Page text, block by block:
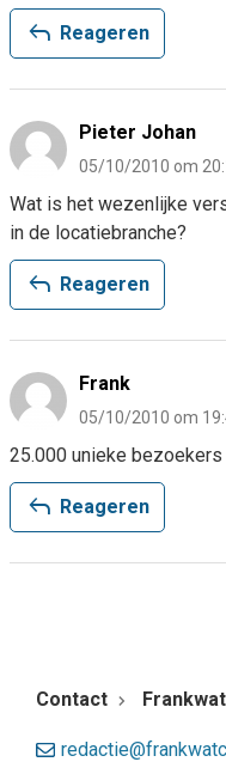
reply Reageren
Pieter Johan
05/10/2010 om
Wat is het wezenlijke
in de locatiebranche?
reply Reageren
Frank
05/10/2010 om
25.000 unieke
reply Reageren
Contact